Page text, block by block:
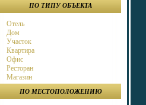
ПО ТИПУ ОБЪЕКТА
Отель
Дом
Участок
Квартира
Офис
Ресторан
Магазин
ПО МЕСТОПОЛОЖЕНИЮ